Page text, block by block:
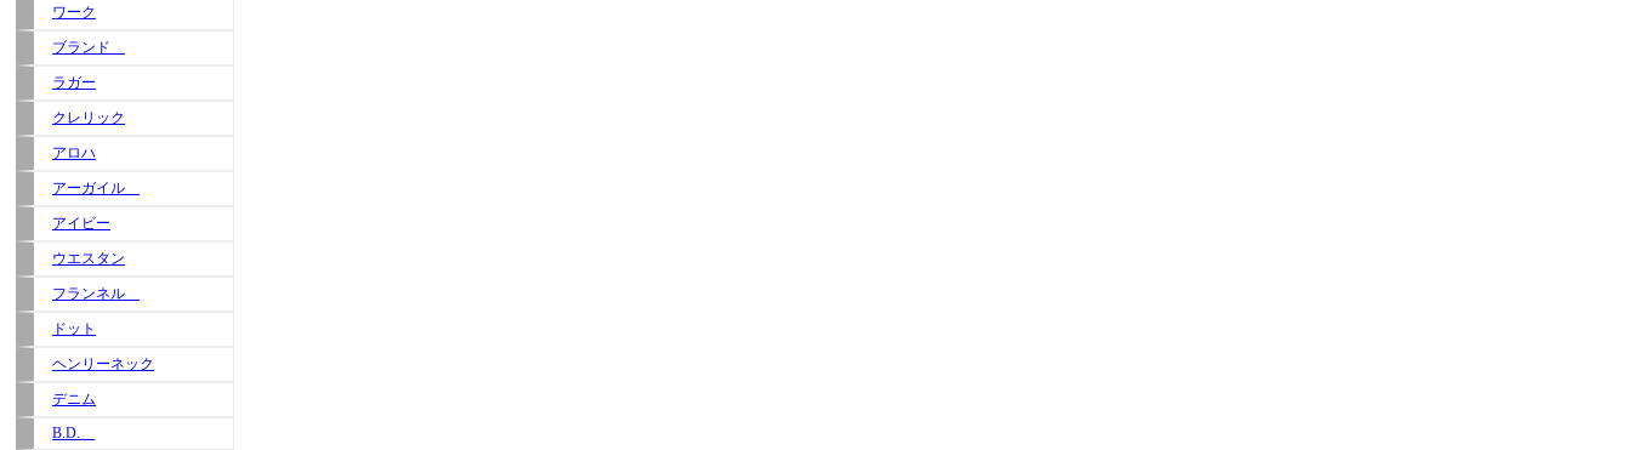
ワーク
ブランド
ラガー
クレリック
アロハ
アーガイル
アイビー
ウエスタン
フランネル
ドット
ヘンリーネック
デニム
B.D.